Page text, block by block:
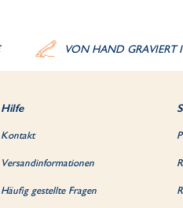
VON HAND GRAVIERT
Hilfe
Kontakt
Versandinformationen
Häufig gestellte Fragen